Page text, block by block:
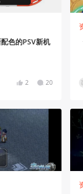
色的PSV新机
2 20